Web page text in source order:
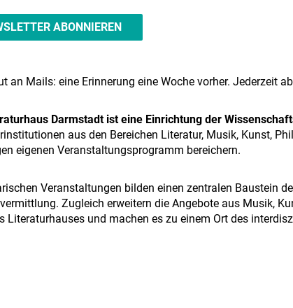
ABONNIEREN
an Mails: eine Erinnerung eine Woche vorher. Jederzeit
Darmstadt ist eine Einrichtung der
aus den Bereichen Literatur, Musik, Kunst,
eigenen Veranstaltungsprogramm bereichern.
Veranstaltungen bilden einen zentralen Baustein
Zugleich erweitern die Angebote aus Musik,
Literaturhauses und machen es zu einem Ort des